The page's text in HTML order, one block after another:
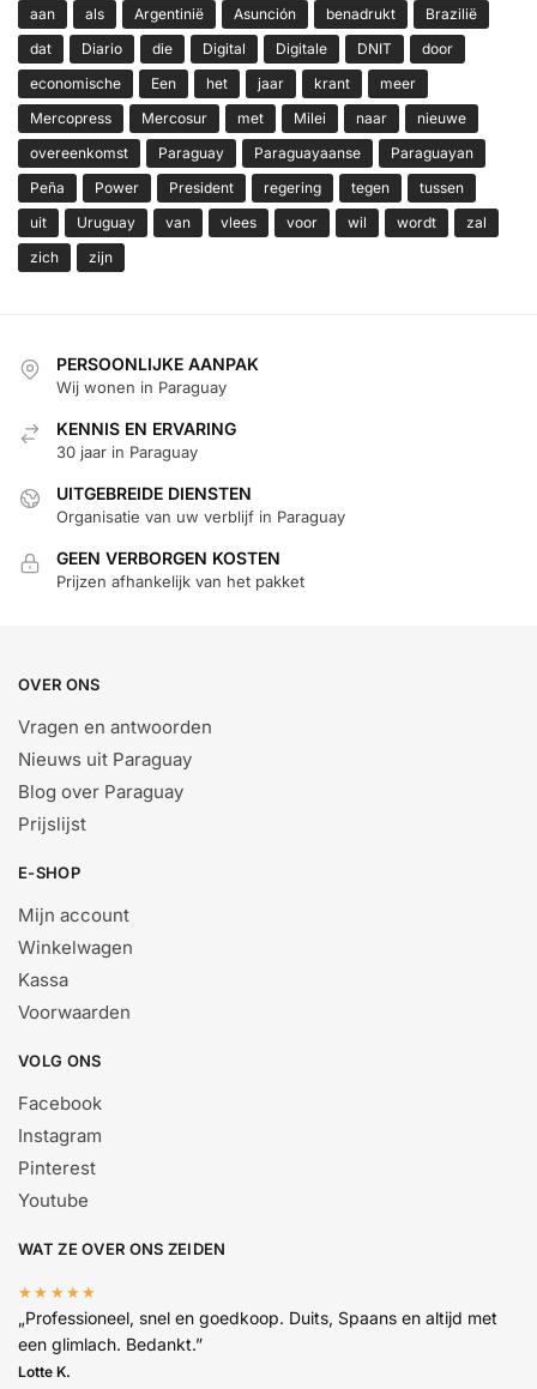
aan als Argentinië Asunción benadrukt
Brazilië
dat
Diario die Digital Digitale DNIT
door
economische
Een het jaar krant
meer
Mercopress
Mercosur met Milei naar
nieuwe
overeenkomst
Paraguay Paraguayaanse
Paraguayan
Peña
Power President regering tegen
tussen
uit
Uruguay van vlees voor wil wordt
zal
zich
zijn
PERSOONLIJKE AANPAK
Wij wonen in Paraguay
KENNIS EN ERVARING
30 jaar in Paraguay
UITGEBREIDE DIENSTEN
Organisatie van uw verblijf in Paraguay
GEEN VERBORGEN KOSTEN
Prijzen afhankelijk van het pakket
OVER ONS
Vragen en antwoorden
Nieuws uit Paraguay
Blog over Paraguay
Prijslijst
E-SHOP
Mijn account
Winkelwagen
Kassa
Voorwaarden
VOLG ONS
Facebook
Instagram
Pinterest
Youtube
WAT ZE OVER ONS ZEIDEN
★★★★★
„Professioneel, snel en goedkoop. Duits, Spaans en altijd met
een glimlach. Bedankt.”
Lotte K.